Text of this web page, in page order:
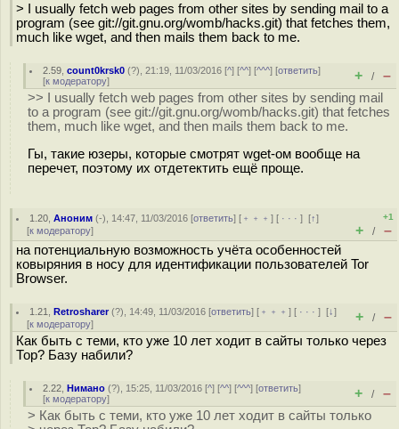
> I usually fetch web pages from other sites by sending mail to a
program (see git://git.gnu.org/womb/hacks.git) that fetches them,
much like wget, and then mails them back to me.
2.59 ,count0krsk0 (?), 21:19, 11/03/2016 [^] [^^] [^^^] [ответить]
[к модератору] + / –
>> I usually fetch web pages from other sites by sending mail
to a program (see git://git.gnu.org/womb/hacks.git) that fetches
them, much like wget, and then mails them back to me.
Гы, такие юзеры, которые смотрят wget-ом вообще на
перечет, поэтому их отдетектить ещё проще.
1.20 ,Аноним (-), 14:47, 11/03/2016 [ответить] [ ﹢﹢﹢] [ · · ·][↑]
[к модератору]
+1
+ / –
на потенциальную возможность учёта особенностей
ковыряния в носу для идентификации пользователей Tor
Browser.
1.21 ,Retrosharer(?), 14:49, 11/03/2016 [ответить] [ ﹢﹢﹢] [ · · ·][↓]
[к модератору] + / –
Как быть с теми, кто уже 10 лет ходит в сайты только через
Тор? Базу набили?
2.22 ,Нимано (?), 15:25, 11/03/2016 [^] [^^] [^^^] [ответить]
[к модератору] + / –
> Как быть с теми, кто уже 10 лет ходит в сайты только